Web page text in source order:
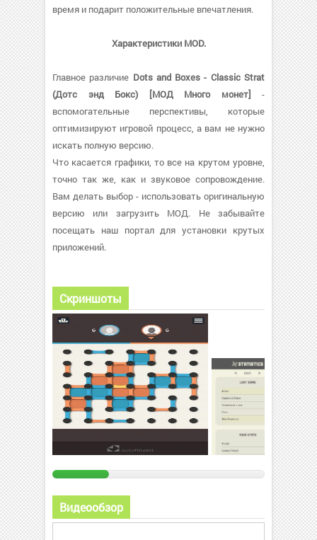
время и подарит положительные впечатления.
Характеристики MOD.
Главное различие Dots and Boxes - Classic Strat
(Дотс энд Бокс) [МОД Много монет] -
вспомогательные перспективы, которые
оптимизируют игровой процесс, а вам не нужно
искать полную версию.
Что касается графики, то все на крутом уровне,
точно так же, как и звуковое сопровождение.
Вам делать выбор - использовать оригинальную
версию или загрузить МОД. Не забывайте
посещать наш портал для установки крутых
приложений.
Скриншоты
Видеообзор